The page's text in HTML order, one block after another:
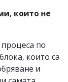
които не
по
които са
и